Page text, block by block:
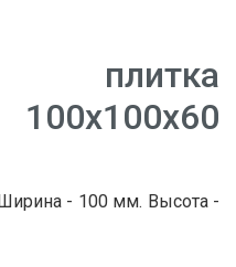
плитка
- 100 мм. Высота -